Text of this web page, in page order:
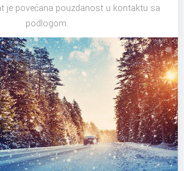
je povećana pouzdanost u kontaktu sa
podlogom.